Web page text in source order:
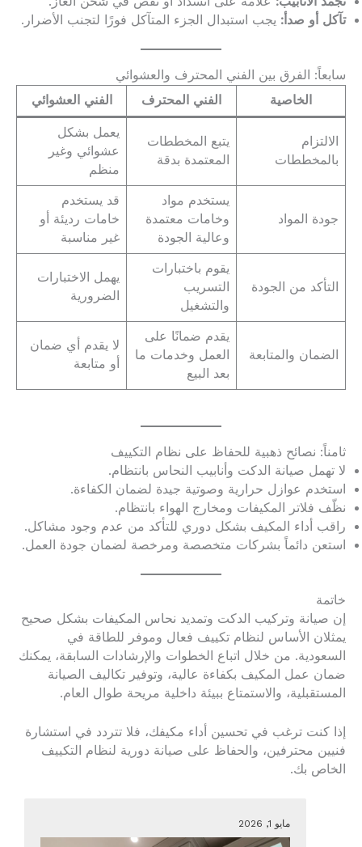
تآكل أو صدأ: يجب استبدال الجزء المتآكل فورًا لتجنب الأضرار.
سابعاً: الفرق بين الفني المحترف والعشوائي
الخاصية
الفني المحترف الفني العشوائي
الالتزام
بالمخططات
يتبع المخططات
المعتمدة بدقة
يعمل بشكل
عشوائي وغير
منظم
جودة المواد
يستخدم مواد
وخامات معتمدة
وعالية الجودة
قد يستخدم
خامات رديئة أو
غير مناسبة
التأكد من الجودة
يقوم باختبارات
التسريب
والتشغيل
يهمل الاختبارات
الضرورية
الضمان والمتابعة
يقدم ضمانًا على
العمل وخدمات ما
بعد البيع
لا يقدم أي ضمان
أو متابعة
ثامناً: نصائح ذهبية للحفاظ على نظام التكييف
لا تهمل صيانة الدكت وأنابيب النحاس بانتظام.
استخدم عوازل حرارية وصوتية جيدة لضمان الكفاءة.
نظّف فلاتر المكيفات ومخارج الهواء بانتظام.
راقب أداء المكيف بشكل دوري للتأكد من عدم وجود مشاكل.
استعن دائماً بشركات متخصصة ومرخصة لضمان جودة العمل.
خاتمة
إن صيانة وتركيب الدكت وتمديد نحاس المكيفات بشكل صحيح
يمثلان الأساس لنظام تكييف فعال وموفر للطاقة في
السعودية. من خلال اتباع الخطوات والإرشادات السابقة، يمكنك
ضمان عمل المكيف بكفاءة عالية، وتوفير تكاليف الصيانة
المستقبلية، والاستمتاع ببيئة داخلية مريحة طوال العام.
إذا كنت ترغب في تحسين أداء مكيفك، فلا تتردد في استشارة
فنيين محترفين، والحفاظ على صيانة دورية لنظام التكييف
الخاص بك.
مايو 1, 2026